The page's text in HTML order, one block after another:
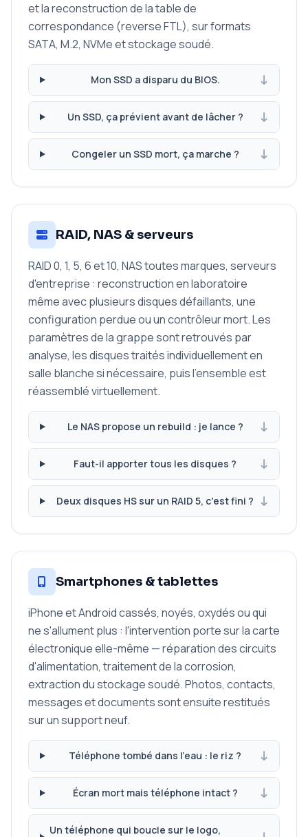
et la reconstruction de la table de
correspondance (reverse FTL), sur formats
SATA, M.2, NVMe et stockage soudé.
Mon SSD a disparu du BIOS.
Un SSD, ça prévient avant de lâcher ?
Congeler un SSD mort, ça marche ?
RAID, NAS & serveurs
RAID 0, 1, 5, 6 et 10, NAS toutes marques, serveurs
d'entreprise : reconstruction en laboratoire
même avec plusieurs disques défaillants, une
configuration perdue ou un contrôleur mort. Les
paramètres de la grappe sont retrouvés par
analyse, les disques traités individuellement en
salle blanche si nécessaire, puis l'ensemble est
réassemblé virtuellement.
Le NAS propose un rebuild : je lance ?
Faut-il apporter tous les disques ?
Deux disques HS sur un RAID 5, c'est fini ?
Smartphones & tablettes
iPhone et Android cassés, noyés, oxydés ou qui
ne s'allument plus : l'intervention porte sur la carte
électronique elle-même — réparation des circuits
d'alimentation, traitement de la corrosion,
extraction du stockage soudé. Photos, contacts,
messages et documents sont ensuite restitués
sur un support neuf.
Téléphone tombé dans l'eau : le riz ?
Écran mort mais téléphone intact ?
Un téléphone qui boucle sur le logo,